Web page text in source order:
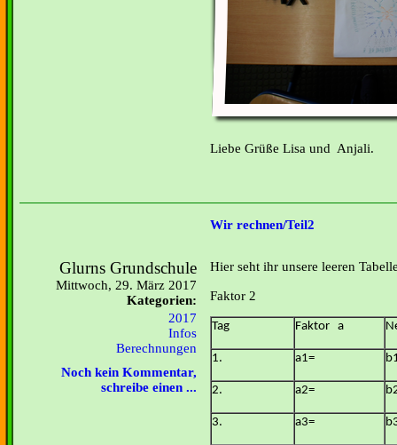
Liebe Grüße Lisa und Anjali.
Wir rechnen/Teil2
Glurns Grundschule
Mittwoch, 29. März 2017
Kategorien:
2017
Infos
Berechnungen
Noch kein Kommentar,
schreibe einen ...
Hier seht ihr unsere leeren
Faktor 2
Tag Faktor a
1. a1=
2. a2=
3. a3=